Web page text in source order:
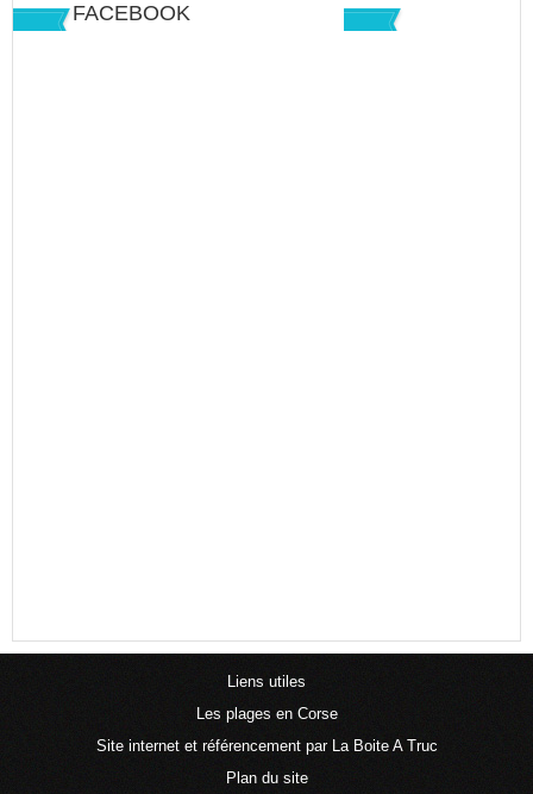
FACEBOOK
Liens utiles
Les plages en Corse
Site internet et référencement par La Boite A Truc
Plan du site